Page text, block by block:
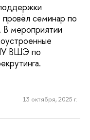
семинар по
В мероприятии
ВШЭ по
13 октября, 2025 г.